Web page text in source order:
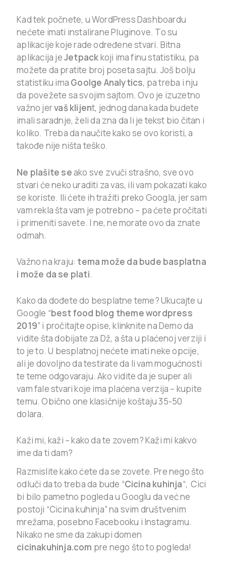
Kad tek počnete, u WordPress Dashboardu
nećete imati instalirane Pluginove. To su
aplikacije koje rade određene stvari. Bitna
aplikacija jeJetpackkoji ima finu statistiku, pa
možete da pratite broj poseta sajtu. Još bolju
statistiku ima Goolge Analytics, pa treba i nju
da povežete sa svojim sajtom. Ovo je izuzetno
važno jervaš klijent, jednog dana kada budete
imali saradnje, želi da zna da li je tekst bio čitan i
koliko. Treba da naučite kako se ovo koristi, a
takođe nije ništa teško.
Ne plašite seako sve zvuči strašno, sve ovo
stvari će neko uraditi za vas, ili vam pokazati kako
se koriste. Ili ćete ih tražiti preko Googla, jer sam
vam rekla šta vam je potrebno – pa ćete pročitati
i primeniti savete. I ne, ne morate ovo da znate
odmah.
Važno na kraju: tema može da bude basplatna
i može da se plati.
Kako da dođete do besplatne teme? Ukucajte u
Google “best food blog theme wordpress
2019” i pročitajte opise, klinknite na Demo da
vidite šta dobijate za Dž, a šta u plaćenoj verziji i
to je to. U besplatnoj nećete imati neke opcije,
ali je dovoljno da testirate da li vam mogućnosti
te teme odgovaraju. Ako vidite da je super ali
vam fale stvari koje ima plaćena verzija – kupite
temu. Obično one klasičnije koštaju 35-50
dolara.
Kaži mi, kaži – kako da te zovem? Kaži mi kakvo
ime da ti dam?
Razmislite kako ćete da se zovete. Pre nego što
odluči da to treba da bude “Cicina kuhinja“, Cici
bi bilo pametno pogleda u Googlu da već ne
postoji “Cicina kuhinja” na svim društvenim
mrežama, posebno Facebooku i Instagramu.
Nikako ne sme da zakupi domen
cicinakuhinja.com pre nego što to pogleda!